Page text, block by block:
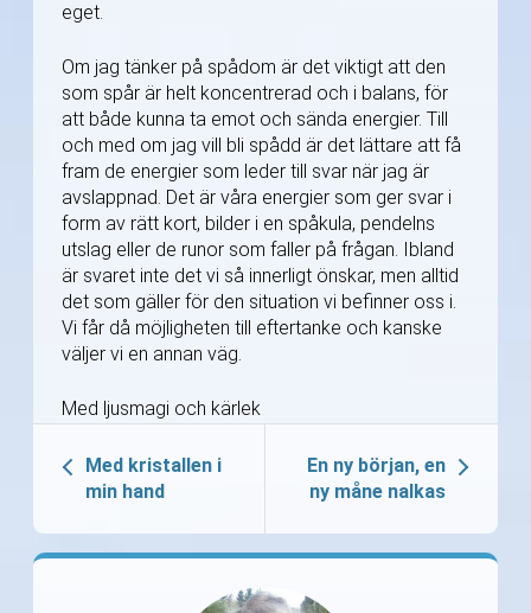
eget.
Om jag tänker på spådom är det viktigt att den
som spår är helt koncentrerad och i balans, för
att både kunna ta emot och sända energier. Till
och med om jag vill bli spådd är det lättare att få
fram de energier som leder till svar när jag är
avslappnad. Det är våra energier som ger svar i
form av rätt kort, bilder i en spåkula, pendelns
utslag eller de runor som faller på frågan. Ibland
är svaret inte det vi så innerligt önskar, men alltid
det som gäller för den situation vi befinner oss i.
Vi får då möjligheten till eftertanke och kanske
väljer vi en annan väg.
Med ljusmagi och kärlek
Med kristallen i
min hand
En ny början, en
ny måne nalkas